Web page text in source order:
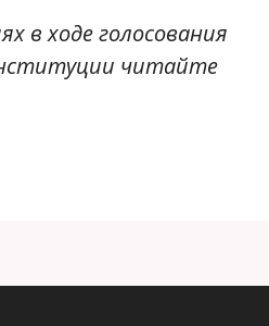
в ходе голосования
читайте